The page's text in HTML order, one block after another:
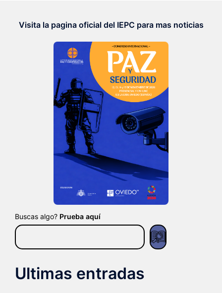
Visita la pagina oficial del IEPC para mas noticias
Buscas algo? Prueba aquí
Ultimas entradas